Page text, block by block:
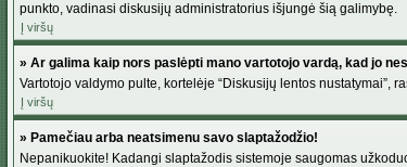
punkto, vadinasi diskusijų administratorius išjungė šią galimybę.
Į viršų
» Ar galima kaip nors paslėpti mano vartotojo vardą, kad jo
Vartotojo valdymo pulte, kortelėje “Diskusijų lentos nustatymai”,
Į viršų
» Pamečiau arba neatsimenu savo slaptažodžio!
Nepanikuokite! Kadangi slaptažodis sistemoje saugomas